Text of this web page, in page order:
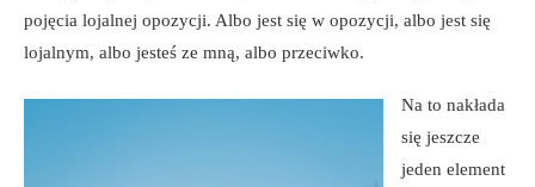
pojęcia lojalnej opozycji. Albo jest się w opozycji, albo jest się
lojalnym, albo jesteś ze mną, albo przeciwko.
Na to nakłada
się jeszcze
jeden element